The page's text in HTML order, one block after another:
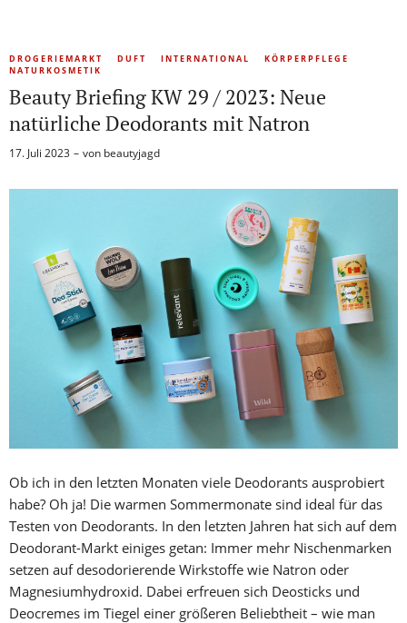
DROGERIEMARKT DUFT INTERNATIONAL
KÖRPERPFLEGE
NATURKOSMETIK
Beauty Briefing KW 29 / 2023: Neue
natürliche Deodorants mit Natron
17. Juli 2023 von beautyjagd
Ob ich in den letzten Monaten viele Deodorants ausprobiert
habe? Oh ja! Die warmen Sommermonate sind ideal für das
Testen von Deodorants. In den letzten Jahren hat sich auf dem
Deodorant-Markt einiges getan: Immer mehr Nischenmarken
setzen auf desodorierende Wirkstoffe wie Natron oder
Magnesiumhydroxid. Dabei erfreuen sich Deosticks und
Deocremes im Tiegel einer größeren Beliebtheit – wie man